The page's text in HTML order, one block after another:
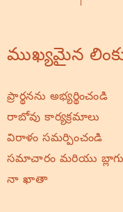
ముఖ్యమైన
ప్రార్థనను అభ్యర్థించండి
రాబోవు కార్యక్రమాలు
విరాళం సమర్పించండి
సమాచారం మరియు
నా ఖాతా